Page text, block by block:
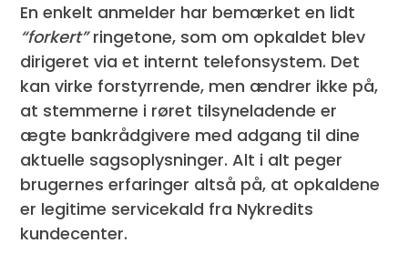
En enkelt anmelder har bemærket en lidt
“forkert”ringetone, som om opkaldet blev
dirigeret via et internt telefonsystem. Det
kan virke forstyrrende, men ændrer ikke på,
at stemmerne i røret tilsyneladende er
ægte bankrådgivere med adgang til dine
aktuelle sagsoplysninger. Alt i alt peger
brugernes erfaringer altså på, at opkaldene
er legitime servicekald fra Nykredits
kundecenter.